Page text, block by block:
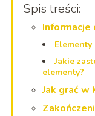
Spis treści:
Informacje
Elementy
Jakie
elementy?
Jak grać w